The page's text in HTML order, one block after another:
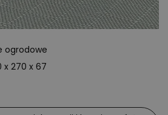
meblami wyglądającymi jak nowe.
pokrowce mogą zmienić kolor z
UV. Nie wpływa to jednak ani na
jest z polyester.
ogrodowe
x 270 x 67